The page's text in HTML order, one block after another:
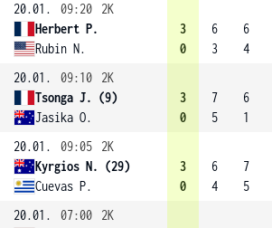
20.01.
09:20
2K
Herbert P.
Rubin N.
3
0
6
3
6
4
20.01.
09:10
2K
Tsonga J. (9)
Jasika O.
3
0
7
5
6
1
20.01.
09:05
2K
Kyrgios N. (29)
Cuevas P.
3
0
6
4
7
5
20.01.
07:00
2K